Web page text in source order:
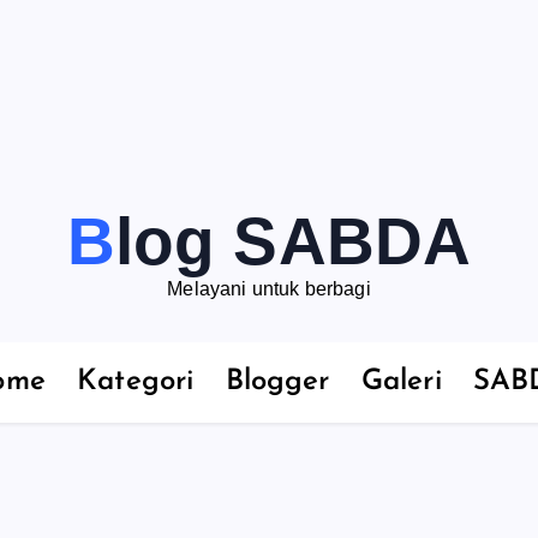
Blog SABDA
Melayani untuk berbagi
Kategori Blogger Galeri